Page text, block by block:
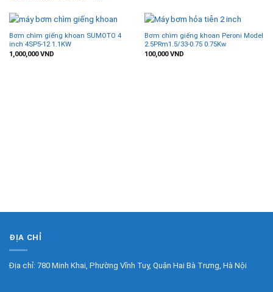
Bơm chìm giếng khoan SUMOTO 4
inch 4SP5-12 1.1KW
1,000,000VND
Bơm chìm giếng khoan Peroni Model
2.5PRm1.5/33-0.75 0.75Kw
100,000VND
ĐỊA CHỈ
Địa chỉ: 780 Minh Khai, Phường Vĩnh Tuy, Quận Hai Bà Trưng, Hà Nội